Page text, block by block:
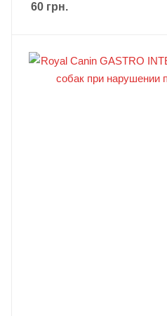
60 грн.